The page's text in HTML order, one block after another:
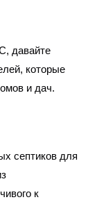
давайте
которые
и дач.
септиков для
к